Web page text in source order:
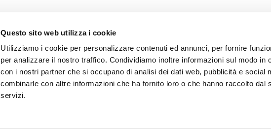
Questo sito web utilizza i cookie
Utilizziamo i cookie per personalizzare contenuti ed annunci, per fornire
per analizzare il nostro traffico. Condividiamo inoltre informazioni sul modo in
con i nostri partner che si occupano di analisi dei dati web, pubblicità e social
combinarle con altre informazioni che ha fornito loro o che hanno raccolto dal
servizi.